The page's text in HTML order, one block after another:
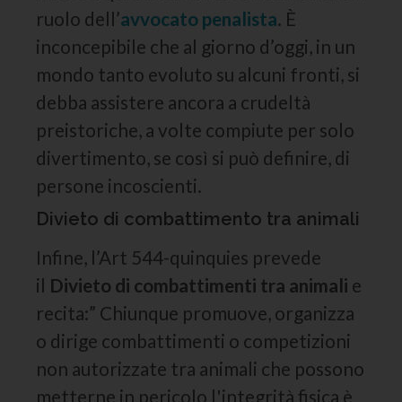
ruolo dell’avvocato penalista. È
inconcepibile che al giorno d’oggi, in un
mondo tanto evoluto su alcuni fronti, si
debba assistere ancora a crudeltà
preistoriche, a volte compiute per solo
divertimento, se così si può definire, di
persone incoscienti.
Divieto di combattimento tra animali
Infine, l’Art 544-quinquies prevede
il Divieto di combattimenti tra animali e
recita:” Chiunque promuove, organizza
o dirige combattimenti o competizioni
non autorizzate tra animali che possono
metterne in pericolo l'integrità fisica è